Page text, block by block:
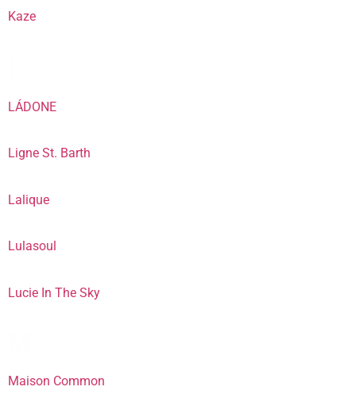
Kaze
LÁDONE
Ligne St. Barth
Lalique
Lulasoul
Lucie In The Sky
Maison Common